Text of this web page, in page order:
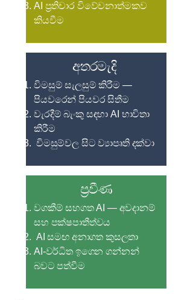
AI ප්‍රතිචාර විවේචනාත්මකව
කියවීම
අතරමැදි
විමසුම් සැලසුම් කිරීම —
පියවරෙන් පියවර සිතීම
වැරදීම් බැංකු සඳහා AI භාවිතා
කිරීම
විමසුම්වල සිට ව්‍යාපෘති දක්වා
ප්‍රවීණ
වගකීම් සහගත AI — අවදානම්
සහ පක්ෂපාතීත්වය
AI සමඟ අනාගත කුසලතා
AI-වර්ධිත ඉගෙන ගන්නන්
බවට පත්වීම